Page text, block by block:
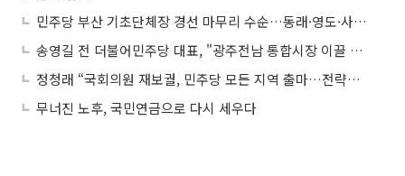
민주당 부산 기초단체장 경선 마무리 수순…동래·영도·사상 후보 확정
송영길 전 더불어민주당 대표, "광주전남 통합시장 이끌 인물은 김영록 뿐"
정청래 “국회의원 재보궐, 민주당 모든 지역 출마…전략공천 원칙”
무너진 노후, 국민연금으로 다시 세우다